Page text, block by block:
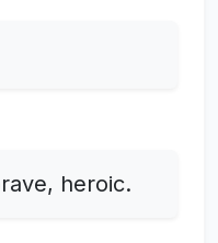
heroic.